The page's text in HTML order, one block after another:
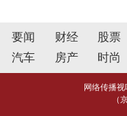
要闻 财经 股票
汽车
房产 时尚
网络传播
（